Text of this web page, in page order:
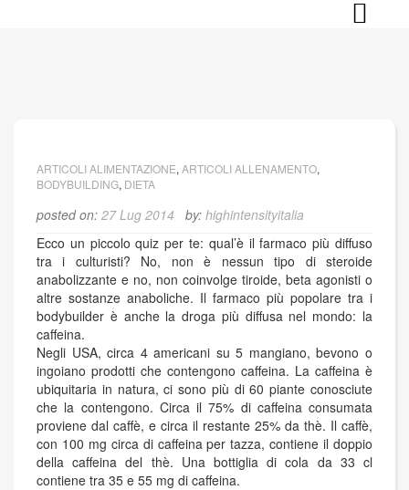
ARTICOLI ALIMENTAZIONE, ARTICOLI ALLENAMENTO,
BODYBUILDING, DIETA
posted on: 27 Lug 2014 by: highintensityitalia
Ecco un piccolo quiz per te: qual’è il farmaco più diffuso
tra i culturisti? No, non è nessun tipo di steroide
anabolizzante e no, non coinvolge tiroide, beta agonisti o
altre sostanze anaboliche. Il farmaco più popolare tra i
bodybuilder è anche la droga più diffusa nel mondo: la
caffeina.
Negli USA, circa 4 americani su 5 mangiano, bevono o
ingoiano prodotti che contengono caffeina. La caffeina è
ubiquitaria in natura, ci sono più di 60 piante conosciute
che la contengono. Circa il 75% di caffeina consumata
proviene dal caffè, e circa il restante 25% da thè. Il caffè,
con 100 mg circa di caffeina per tazza, contiene il doppio
della caffeina del thè. Una bottiglia di cola da 33 cl
contiene tra 35 e 55 mg di caffeina.